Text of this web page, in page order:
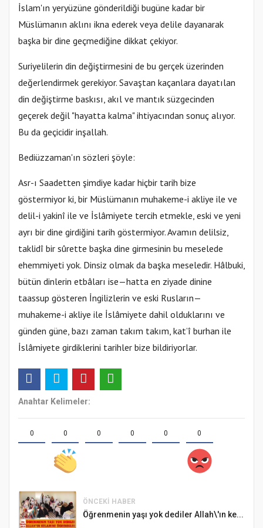
İslam'ın yeryüzüne gönderildiği bugüne kadar bir
Müslümanın aklını ikna ederek veya delile dayanarak
başka bir dine geçmediğine dikkat çekiyor.
Suriyelilerin din değiştirmesini de bu gerçek üzerinden
değerlendirmek gerekiyor. Savaştan kaçanlara dayatılan
din değiştirme baskısı, akıl ve mantık süzgecinden
geçerek değil "hayatta kalma" ihtiyacından sonuç alıyor.
Bu da geçicidir inşallah.
Bediüzzaman'ın sözleri şöyle:
Asr-ı Saadetten şimdiye kadar hiçbir tarih bize
göstermiyor ki, bir Müslümanın muhakeme-i akliye ile ve
delil-i yakinî ile ve İslâmiyete tercih etmekle, eski ve yeni
ayrı bir dine girdiğini tarih göstermiyor. Avamın delilsiz,
taklidî bir sûrette başka dine girmesinin bu meselede
ehemmiyeti yok. Dinsiz olmak da başka meseledir. Hâlbuki,
bütün dinlerin etbâları ise—hatta en ziyade dinine
taassup gösteren İngilizlerin ve eski Rusların—
muhakeme-i akliye ile İslâmiyete dahil olduklarını ve
günden güne, bazı zaman takım takım, kat’î burhan ile
İslâmiyete girdiklerini tarihler bize bildiriyorlar.
Anahtar Kelimeler:
0 0 0 0 0 0
ÖNCEKI HABER
Öğrenmenin yaşı yok dediler Allah\'ın ke...